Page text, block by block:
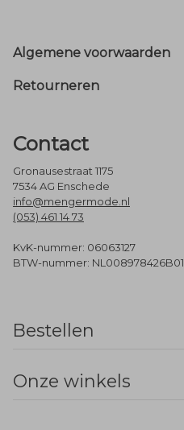
Footer
Algemene voorwaarden
Retourneren
Contact
Gronausestraat 1175
7534 AG Enschede
info@mengermode.nl
(053) 461 14 73
KvK-nummer: 06063127
BTW-nummer: NL008978426B01
Bestellen
Onze winkels